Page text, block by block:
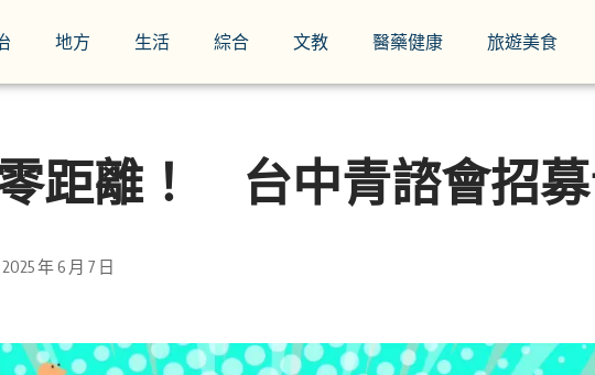
地方 生活 綜合 文教 醫藥健康 旅遊美食
距離！ 台中青諮會招
年 6 月 7 日